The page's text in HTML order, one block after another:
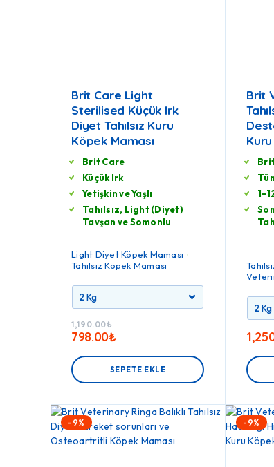
Brit Care Light
Sterilised Küçük Irk
Diyet Tahılsız Kuru
Köpek Maması
Brit Care
Küçük Irk
Yetişkin ve Yaşlı
Tahılsız, Light (Diyet)
Tavşan ve Somonlu
Light Diyet Köpek Maması
Tahılsız Köpek Maması
1,190.00₺
798.00₺
SEPETE EKLE
Brit
1-
-9% -9%